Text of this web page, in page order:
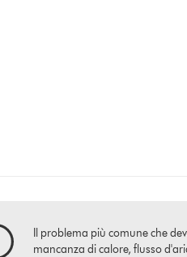
Il problema più comune che
mancanza di calore, flusso